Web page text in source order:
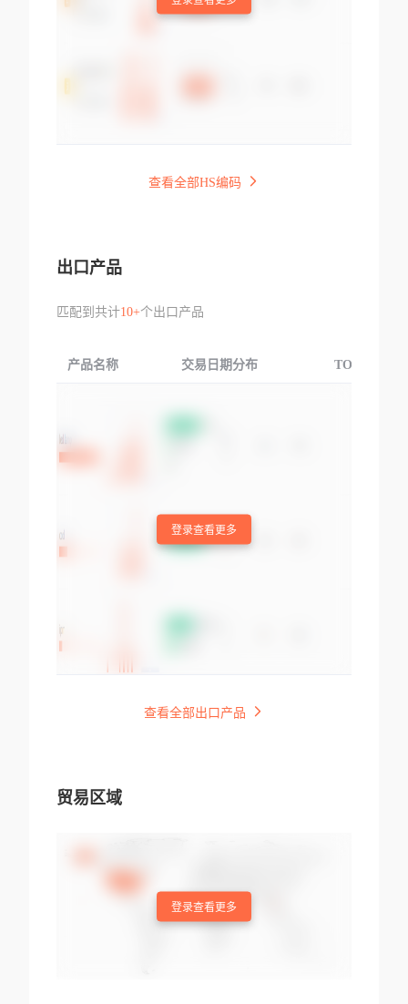
查看全部HS编码
出口产品
匹配到共计10+个出口产品
产品名称 交易日期分布 TOP3交易国
登录查看更多
查看全部出口产品
贸易区域
登录查看更多